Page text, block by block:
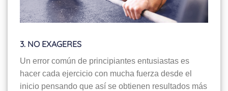
3. NO EXAGERES
Un error común de principiantes entusiastas es
hacer cada ejercicio con mucha fuerza desde el
inicio pensando que así se obtienen resultados más